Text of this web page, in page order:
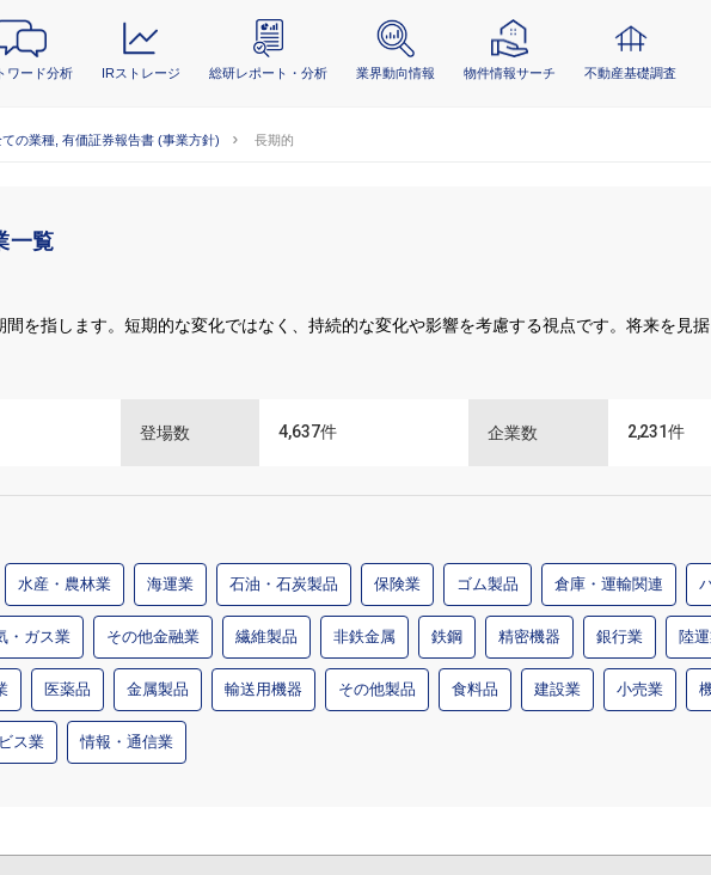
ワード分析 IRストレージ 総研レポート・分析 業界動向情報 物件情報サーチ 不動産基礎調査
の業種, 有価証券報告書 (事業方針) 長期的
一覧
を指します。短期的な変化ではなく、持続的な変化や影響を考慮する視点です。将来を見
登場数 4,637件 企業数 2,231件
水産・農林業 海運業 石油・石炭製品 保険業 ゴム製品 倉庫・運輸関連
・ガス業 その他金融業 繊維製品 非鉄金属 鉄鋼 精密機器 銀行業 陸
医薬品 金属製品 輸送用機器 その他製品 食料品 建設業 小売業
ス業 情報・通信業